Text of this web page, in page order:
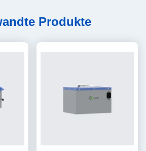
Produkte